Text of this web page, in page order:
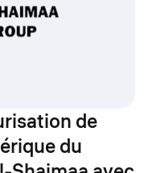
de
du